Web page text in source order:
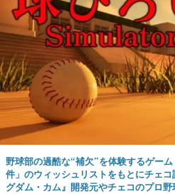
野球部の過酷な“補欠”を体験するゲー
件」のウィッシュリストをもとにチェ
グダム・カム』開発元やチェコのプロ